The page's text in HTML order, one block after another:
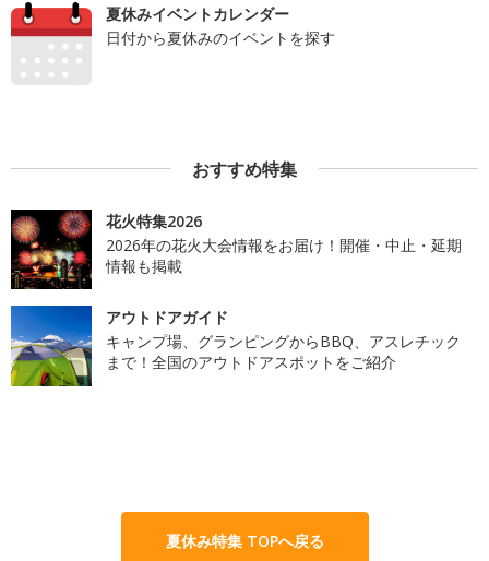
夏休みイベントカレンダー
日付から夏休みのイベントを探す
おすすめ特集
花火特集2026
2026年の花火大会情報をお届け！開催・中止・延期
情報も掲載
アウトドアガイド
キャンプ場、グランピングからBBQ、アスレチック
まで！全国のアウトドアスポットをご紹介
夏休み特集 TOPへ戻る